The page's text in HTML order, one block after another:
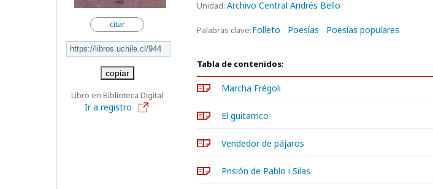
citar
copiar
Libro en Biblioteca Digital
Ir a registro
Unidad: Archivo Central Andrés Bello
Palabras clave:Folleto Poesías Poesías populares
Tabla de contenidos:
Marcha Frégoli
El guitarrico
Vendedor de pájaros
Prisión de Pablo i Silas